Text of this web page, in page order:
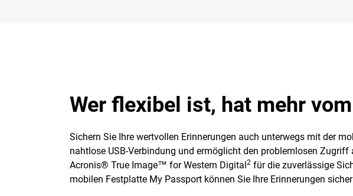
Wer flexibel ist, hat mehr
Sichern Sie Ihre wertvollen Erinnerungen auch unterwegs mit der
nahtlose USB-Verbindung und ermöglicht den problemlosen
Acronis® True Image™ for Western Digital2 für die zuverlässige
mobilen Festplatte My Passport können Sie Ihre Erinnerungen